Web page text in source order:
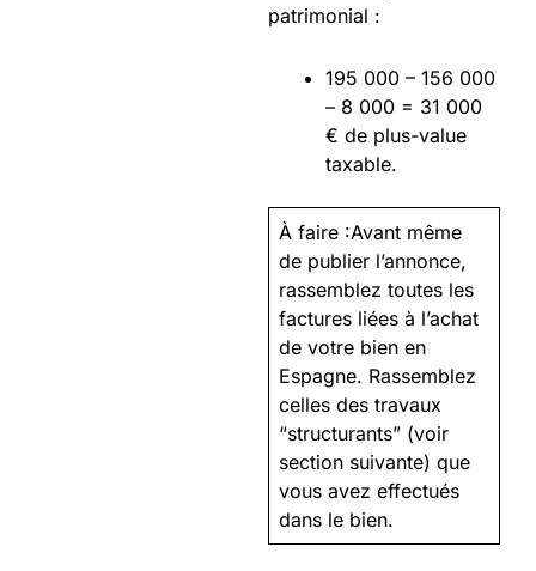
patrimonial :
195 000 – 156 000
– 8 000 = 31 000
€ de plus-value
taxable.
À faire :Avant même
de publier l’annonce,
rassemblez toutes les
factures liées à l’achat
de votre bien en
Espagne. Rassemblez
celles des travaux
“structurants” (voir
section suivante) que
vous avez effectués
dans le bien.